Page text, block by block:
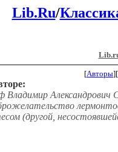
Lib.Ru/
[Авторы][
Владимир
(другой,